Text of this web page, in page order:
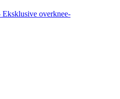
Eksklusive overknee-